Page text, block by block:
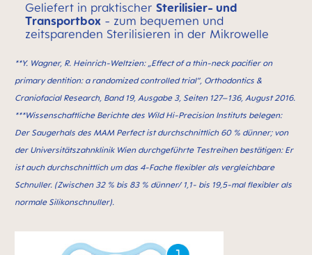
Geliefert in praktischer Sterilisier- und
Transportbox - zum bequemen und
zeitsparenden Sterilisieren in der Mikrowelle
**Y. Wagner, R. Heinrich-Weltzien: „Effect of a thin-neck paciﬁer on
primary dentition: a randomized controlled trial”, Orthodontics &
Craniofacial Research, Band 19, Ausgabe 3, Seiten 127–136, August 2016.
***Wissenschaftliche Berichte des Wild Hi-Precision Instituts belegen:
Der Saugerhals des MAM Perfect ist durchschnittlich 60 % dünner; von
der Universitätszahnklinik Wien durchgeführte Testreihen bestätigen: Er
ist auch durchschnittlich um das 4-Fache flexibler als vergleichbare
Schnuller. (Zwischen 32 % bis 83 % dünner/ 1,1- bis 19,5-mal flexibler als
normale Silikonschnuller).